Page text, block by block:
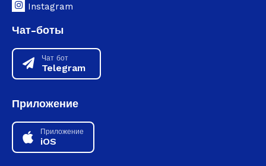
Instagram
Чат-боты
Чат бот
Telegram
Приложение
Приложение
iOS